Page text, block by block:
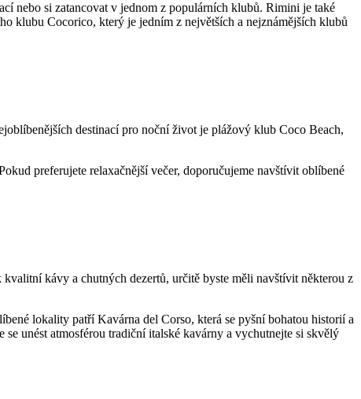
nebo si zatancovat v jednom z populárních klubů. Rimini je také
klubu Cocorico, který je jedním z největších a nejznámějších klubů
destinací pro noční život je plážový klub Coco Beach,
preferujete relaxačnější večer, doporučujeme navštívit oblíbené
kávy a chutných dezertů, určitě byste měli navštívit některou z
lokality patří Kavárna del Corso, která se pyšní bohatou historií a
unést atmosférou tradiční italské kavárny a vychutnejte si skvělý